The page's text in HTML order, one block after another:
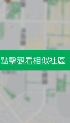
點擊觀看相似社區